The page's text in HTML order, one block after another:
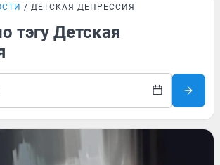
ДЕТСКАЯ ДЕПРЕССИЯ
тэгу Детская